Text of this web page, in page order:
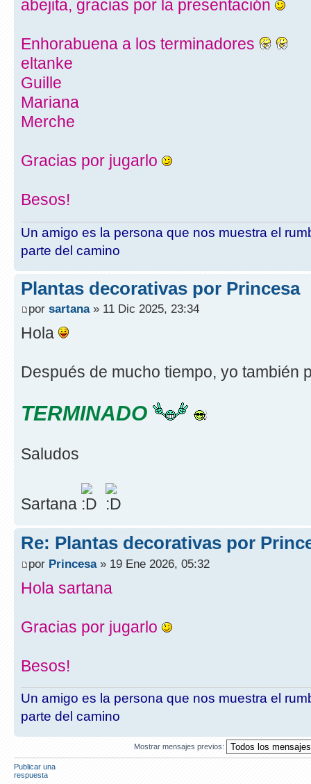
abejita, gracias por la presentación
Enhorabuena a los terminadores
eltanke
Guille
Mariana
Merche
Gracias por jugarlo
Besos!
Un amigo es la persona que nos muestra el
parte del camino
Plantas decorativas por Princesa
por sartana» 11 Dic 2025, 23:34
Hola
Después de mucho tiempo, yo también
TERMINADO
Saludos
Sartana
Re: Plantas decorativas por
por Princesa» 19 Ene 2026, 05:32
Hola sartana
Gracias por jugarlo
Besos!
Un amigo es la persona que nos muestra el
parte del camino
Mostrar mensajes previos:
Publicar una
respuesta